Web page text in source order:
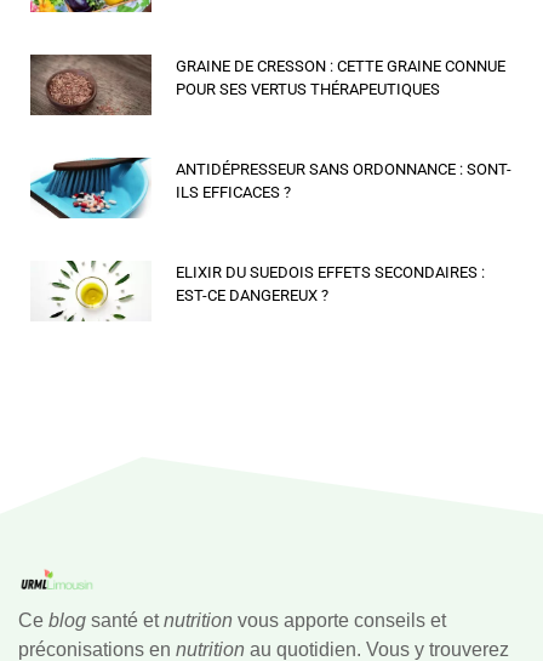
GRAINE DE CRESSON : CETTE GRAINE CONNUE
POUR SES VERTUS THÉRAPEUTIQUES
ANTIDÉPRESSEUR SANS ORDONNANCE : SONT-
ILS EFFICACES ?
ELIXIR DU SUEDOIS EFFETS SECONDAIRES :
EST-CE DANGEREUX ?
Ce blog santé etnutrition vous apporte conseils et
préconisations en nutrition au quotidien. Vous y trouverez